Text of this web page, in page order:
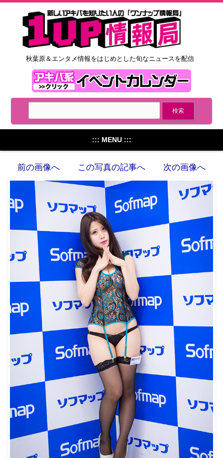
秋葉原＆エンタメ情報をはじめとした旬なニュースを配信
::: MENU :::
前の画像へ この写真の記事へ 次の画像へ